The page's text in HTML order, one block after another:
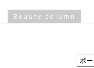
Beauty column
ポ